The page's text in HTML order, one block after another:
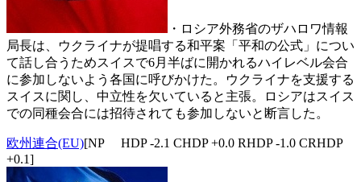
・ロシア外務省のザハロワ情報
局長は、ウクライナが提唱する和平案「平和の公式」につい
て話し合うためスイスで6月半ばに開かれるハイレベル会合
に参加しないよう各国に呼びかけた。ウクライナを支援する
スイスに関し、中立性を欠いていると主張。ロシアはスイス
での同種会合には招待されても参加しないと断言した。
欧州連合(EU)[NP HDP -2.1 CHDP +0.0 RHDP -1.0 CRHDP
+0.1]